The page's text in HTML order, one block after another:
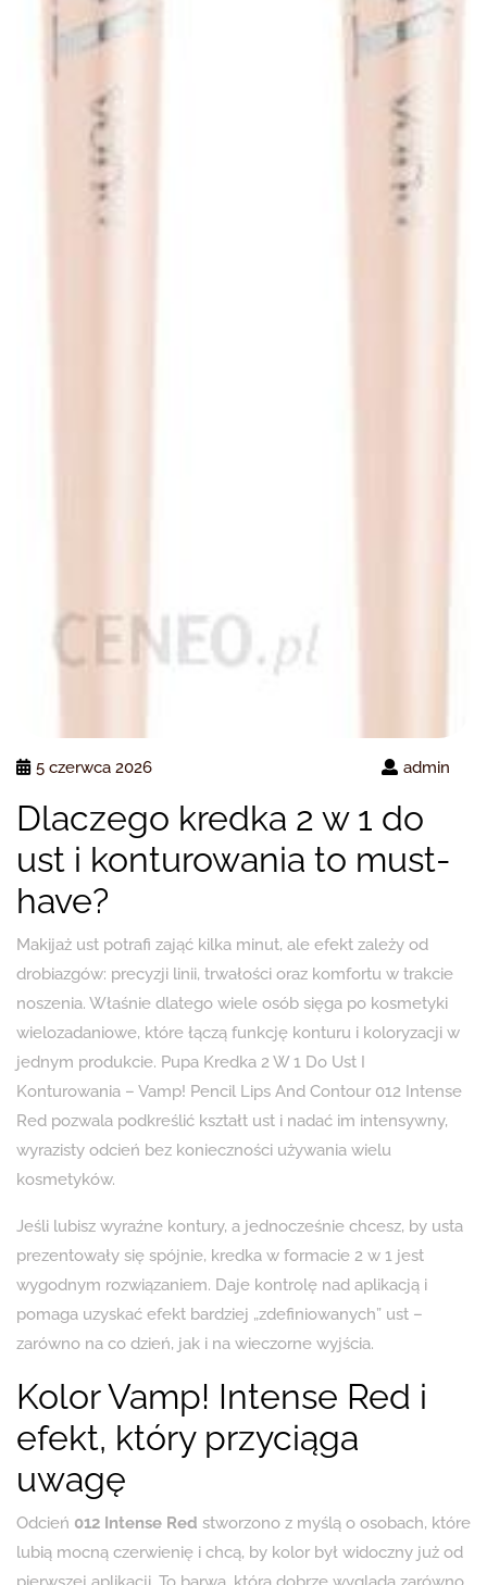
5 czerwca 2026 admin
Dlaczego kredka 2 w 1 do
ust i konturowania to must-
have?
Makijaż ust potrafi zająć kilka minut, ale efekt zależy od
drobiazgów: precyzji linii, trwałości oraz komfortu w trakcie
noszenia. Właśnie dlatego wiele osób sięga po kosmetyki
wielozadaniowe, które łączą funkcję konturu i koloryzacji w
jednym produkcie. Pupa Kredka 2 W 1 Do Ust I
Konturowania – Vamp! Pencil Lips And Contour 012 Intense
Red pozwala podkreślić kształt ust i nadać im intensywny,
wyrazisty odcień bez konieczności używania wielu
kosmetyków.
Jeśli lubisz wyraźne kontury, a jednocześnie chcesz, by usta
prezentowały się spójnie, kredka w formacie 2 w 1 jest
wygodnym rozwiązaniem. Daje kontrolę nad aplikacją i
pomaga uzyskać efekt bardziej „zdefiniowanych” ust –
zarówno na co dzień, jak i na wieczorne wyjścia.
Kolor Vamp! Intense Red i
efekt, który przyciąga
uwagę
Odcień 012 Intense Red stworzono z myślą o osobach, które
lubią mocną czerwienię i chcą, by kolor był widoczny już od